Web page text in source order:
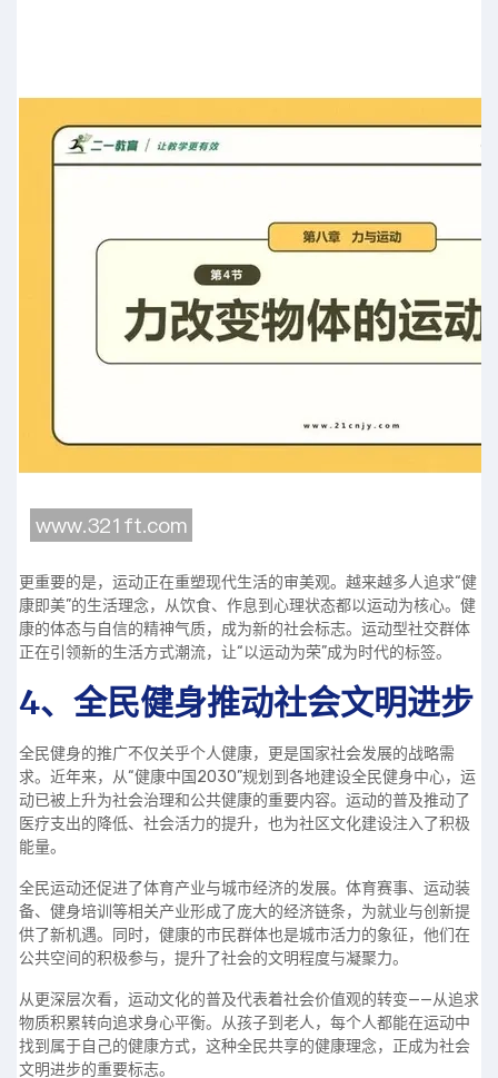
更重要的是，运动正在重塑现代生活的审美观。越来越多人追求“健
康即美”的生活理念，从饮食、作息到心理状态都以运动为核心。健
康的体态与自信的精神气质，成为新的社会标志。运动型社交群体
正在引领新的生活方式潮流，让“以运动为荣”成为时代的标签。
4、全民健身推动社会文明进步
全民健身的推广不仅关乎个人健康，更是国家社会发展的战略需
求。近年来，从“健康中国2030”规划到各地建设全民健身中心，运
动已被上升为社会治理和公共健康的重要内容。运动的普及推动了
医疗支出的降低、社会活力的提升，也为社区文化建设注入了积极
能量。
全民运动还促进了体育产业与城市经济的发展。体育赛事、运动装
备、健身培训等相关产业形成了庞大的经济链条，为就业与创新提
供了新机遇。同时，健康的市民群体也是城市活力的象征，他们在
公共空间的积极参与，提升了社会的文明程度与凝聚力。
从更深层次看，运动文化的普及代表着社会价值观的转变——从追求
物质积累转向追求身心平衡。从孩子到老人，每个人都能在运动中
找到属于自己的健康方式，这种全民共享的健康理念，正成为社会
文明进步的重要标志。